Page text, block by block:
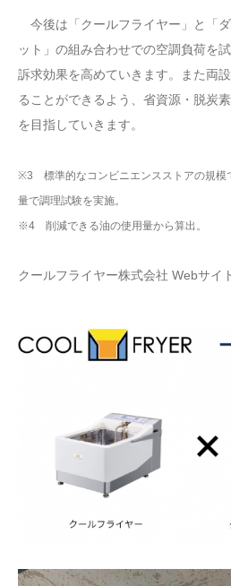
今後は「クールフライヤー」と「
ット」の組み合わせでの空調負荷を
訴求効果を高めていきます。また両
ることができるよう、省資源・脱炭
を目指していきます。
※3 標準的なコンビニエンスストアの規模
量で調理試験を実施。
※4 削減できる油の使用量から算出。
クールフライヤー株式会社 Webサイ